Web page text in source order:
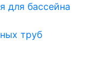
для бассейна
труб